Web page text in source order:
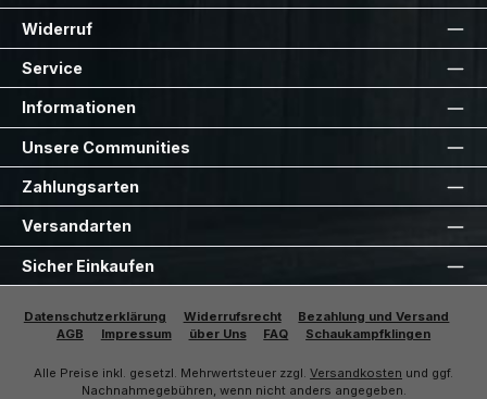
Widerruf
Service
Informationen
Unsere Communities
Zahlungsarten
Versandarten
Sicher Einkaufen
Datenschutzerklärung Widerrufsrecht
Bezahlung und Versand
AGB
Impressum über Uns FAQ Schaukampfklingen
Alle Preise inkl. gesetzl. Mehrwertsteuer zzgl. Versandkosten und ggf.
Nachnahmegebühren, wenn nicht anders angegeben.